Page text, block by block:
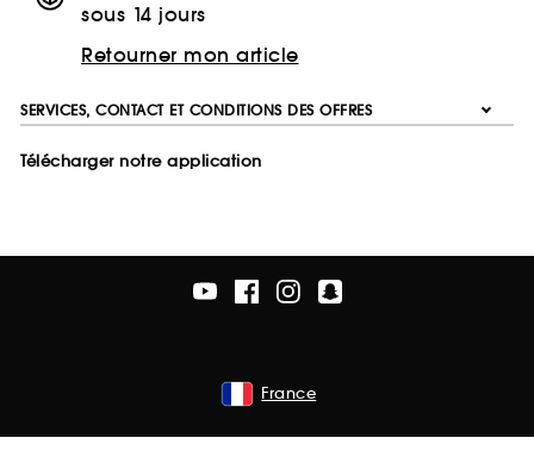
sous 14 jours
Retourner mon article
SERVICES, CONTACT ET CONDITIONS DES OFFRES
Télécharger notre application
France